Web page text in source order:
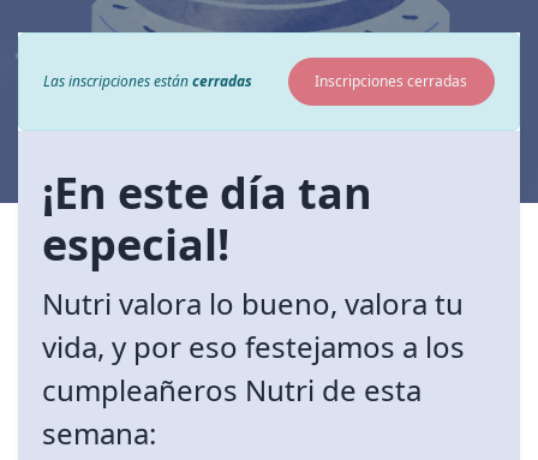
Las inscripciones estáncerradas Inscripciones cerradas
¡En este día tan
especial!
Nutri valora lo bueno, valora tu
vida, y por eso festejamos a los
cumpleañeros Nutri de esta
semana: